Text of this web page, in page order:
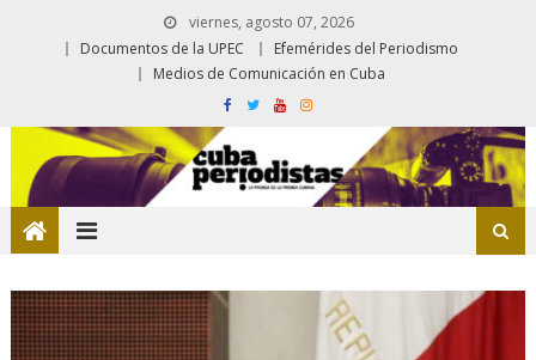
viernes, agosto 07, 2026
Documentos de la UPEC
Efemérides del Periodismo
Medios de Comunicación en Cuba